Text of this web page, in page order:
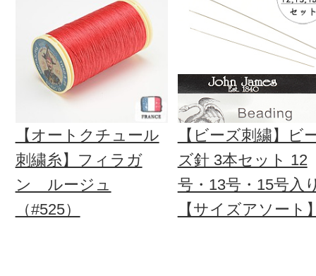
【オートクチュール
刺繍糸】フィラガ
ン ルージュ
（#525）
【ビーズ刺繍】ビ
ズ針 3本セット 12
号・13号・15号入
【サイズアソート